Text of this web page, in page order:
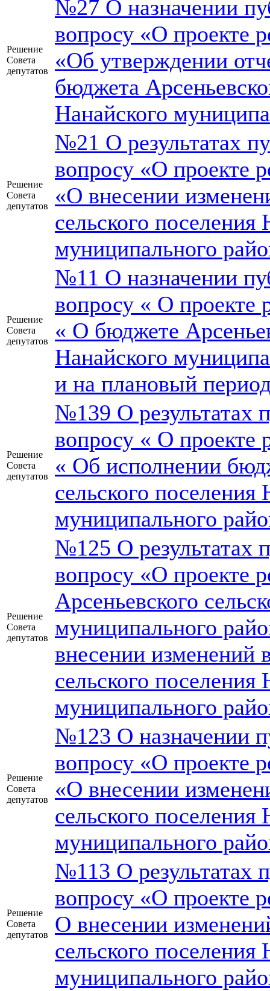
Решение
Совета
депутатов
№27 О назначении
вопросу «О проекте
«Об утверждении
бюджета
Нанайского
Решение
Совета
депутатов
№21 О результатах
вопросу «О проекте
«О внесении
сельского поселения
муниципального
Решение
Совета
депутатов
№11 О назначении
вопросу « О проекте
« О бюджете
Нанайского
и на плановый
Решение
Совета
депутатов
№139 О результатах
вопросу « О проекте
« Об исполнении
сельского поселения
муниципального
Решение
Совета
депутатов
№125 О результатах
вопросу «О проекте
Арсеньевского
муниципального
внесении изменений
сельского поселения
муниципального
Решение
Совета
депутатов
№123 О назначении
вопросу «О проекте
«О внесении
сельского поселения
муниципального
Решение
Совета
депутатов
№113 О результатах
вопросу «О проекте
О внесении
сельского поселения
муниципального